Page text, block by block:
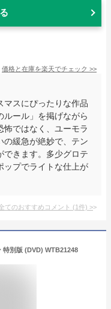
価格と在庫を楽天でチェック >>
マスにぴったりな作品
ルール」を掲げながら
怖ではなく、ユーモラ
の緩急が絶妙で、テン
できます。多少グロテ
ップでライトな仕上が
てのおすすめコメント (1件) >
特別版 (DVD) WTB21248